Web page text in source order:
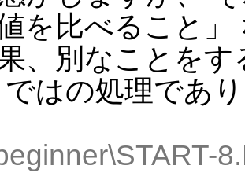
を比べること
、別なことを
ではの処理であ